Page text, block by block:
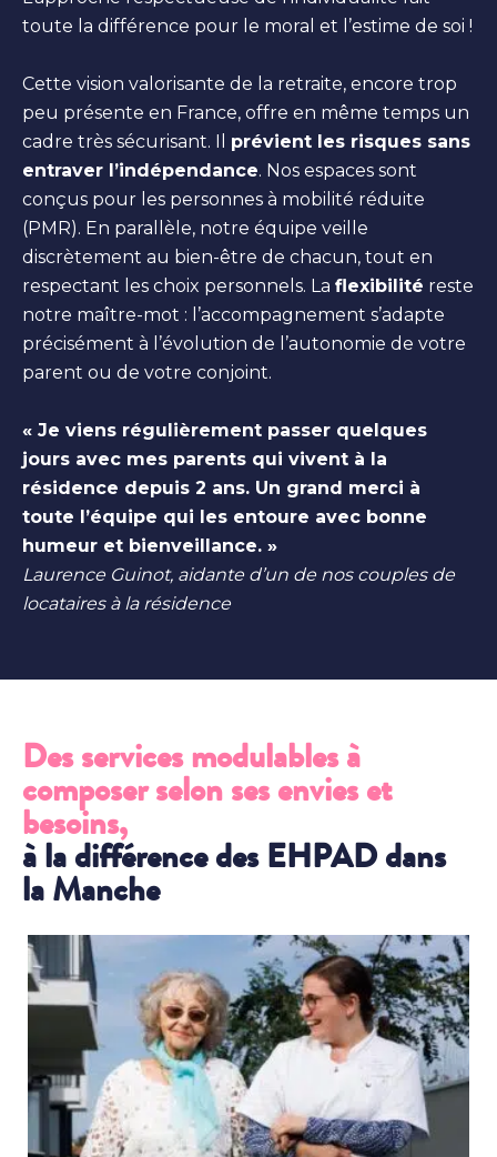
toute la différence pour le moral et l’estime de soi !
Cette vision valorisante de la retraite, encore trop
peu présente en France, offre en même temps un
cadre très sécurisant. Il prévient les risques sans
entraver l’indépendance. Nos espaces sont
conçus pour les personnes à mobilité réduite
(PMR). En parallèle, notre équipe veille
discrètement au bien-être de chacun, tout en
respectant les choix personnels. La flexibilité reste
notre maître-mot : l’accompagnement s’adapte
précisément à l’évolution de l’autonomie de votre
parent ou de votre conjoint.
« Je viens régulièrement passer quelques
jours avec mes parents qui vivent à la
résidence depuis 2 ans. Un grand merci à
toute l’équipe qui les entoure avec bonne
humeur et bienveillance. »
Laurence Guinot, aidante d’un de nos couples de
locataires à la résidence
Des services modulables à
composer selon ses envies et
besoins,
à la différence des EHPAD dans
la Manche